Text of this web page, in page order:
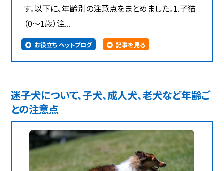
す。以下に、年齢別の注意点をまとめました。1.子猫
（0～1歳）注...
お役立ち ペットブログ 記事を見る
迷子犬について、子犬、成人犬、老犬など年齢ご
との注意点